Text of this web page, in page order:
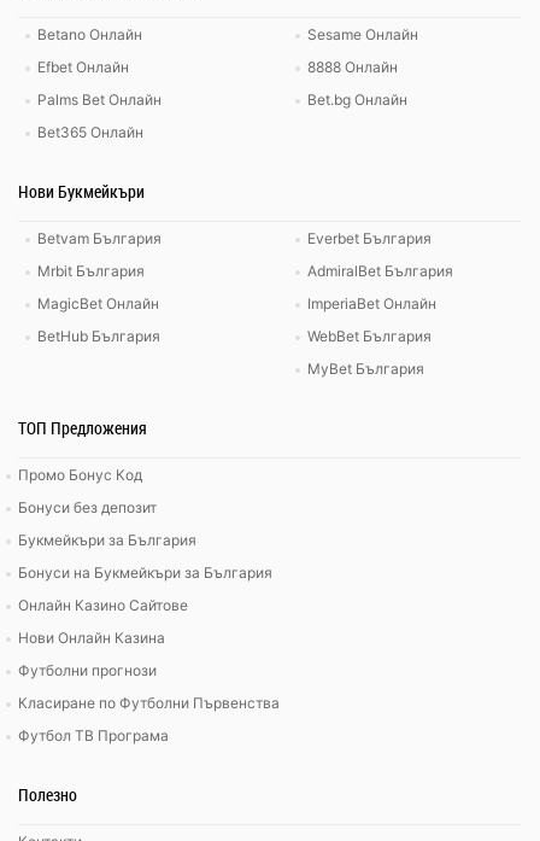
Betano Онлайн
Efbet Онлайн
Palms Bet Онлайн
Bet365 Онлайн
Sesame Онлайн
8888 Онлайн
Bet.bg Онлайн
Нови Букмейкъри
Betvam България
Mrbit България
MagicBet Онлайн
BetHub България
Everbet България
AdmiralBet България
ImperiaBet Онлайн
WebBet България
MyBet България
ТОП Предложения
Промо Бонус Код
Бонуси без депозит
Букмейкъри за България
Бонуси на Букмейкъри за България
Онлайн Казино Сайтове
Нови Онлайн Казина
Футболни прогнози
Класиране по Футболни Първенства
Футбол ТВ Програма
Полезно